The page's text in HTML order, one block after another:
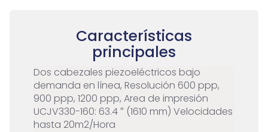
imagen. Esto se debe a la tecnología de expulsión de
tinta recientemente desarrollada por Mimaki,
pendiente de patente, que reduce las irregularidades
del color en áreas de alta densidad incluso en el
modo de salida de alta velocidad.
Características
principales
Dos cabezales piezoeléctricos bajo
demanda en línea, Resolución 600 ppp,
900 ppp, 1200 ppp, Area de impresión
UCJV330-160: 63.4 ″ (1610 mm) Velocidades
hasta 20m2/Hora